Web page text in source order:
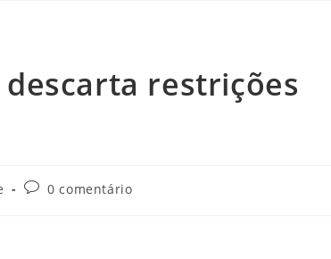
descarta restrições
Comentários
0 comentário